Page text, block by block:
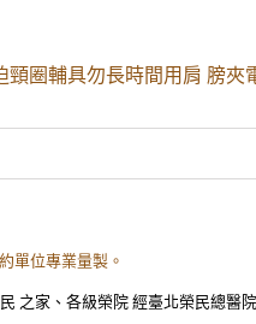
圈輔具勿長時間用肩 膀夾
單位專業量製。
之家、各級榮院 經臺北榮民總